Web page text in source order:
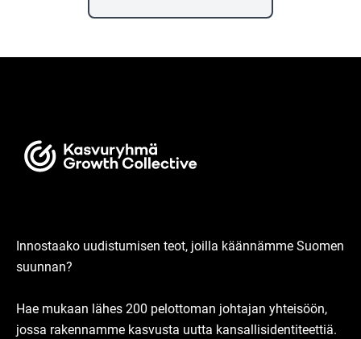
Innostaako uudistumisen teot, joilla käännämme Suomen
suunnan?
Hae mukaan lähes 200 pelottoman johtajan yhteisöön,
jossa rakennamme kasvusta uutta kansallisidentiteettiä.